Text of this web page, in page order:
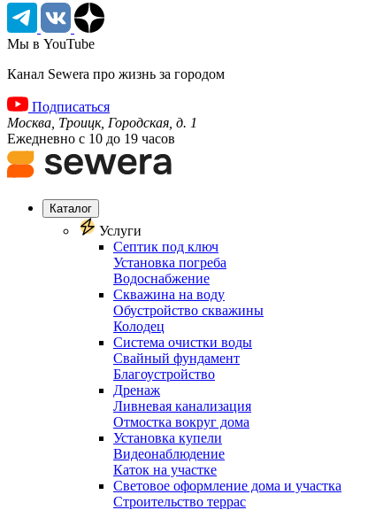
Мы в YouTube
Канал Sewera про жизнь за городом
Подписаться
Москва, Троицк, Городская, д. 1
Ежедневно с 10 до 19 часов
Каталог
Услуги
Септик под ключ
Установка погреба
Водоснабжение
Скважина на воду
Обустройство скважины
Колодец
Система очистки воды
Свайный фундамент
Благоустройство
Дренаж
Ливневая канализация
Отмостка вокруг дома
Установка купели
Видеонаблюдение
Каток на участке
Световое оформление дома и участка
Строительство террас